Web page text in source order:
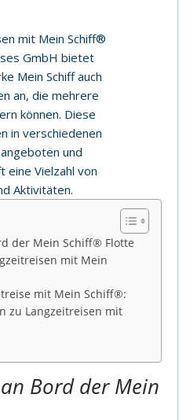
GmbH bietet
Mein Schiff auch
an, die mehrere
können. Diese
in verschiedenen
und
eine Vielzahl von
Aktivitäten.
der Mein Schiff® Flotte
mit Mein
mit Mein Schiff®:
zu Langzeitreisen mit
Bord derMein